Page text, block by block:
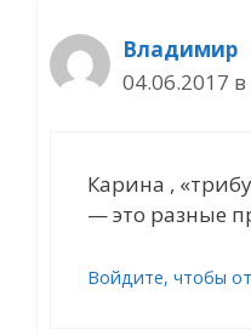
Владимир
04.06.2017 в
Карина ,
— это разные
Войдите, чтобы